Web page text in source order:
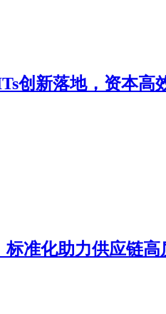
创新落地，资本高
准化助力供应链